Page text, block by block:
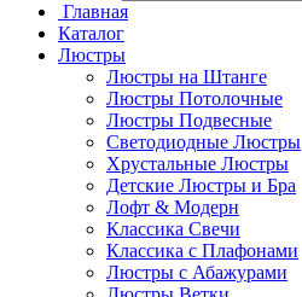
Главная
Каталог
Люстры
Люстры на Штанге
Люстры Потолочные
Люстры Подвесные
Светодиодные Люстры
Хрустальные Люстры
Детские Люстры и Бра
Лофт & Модерн
Классика Свечи
Классика с Плафонами
Люстры с Абажурами